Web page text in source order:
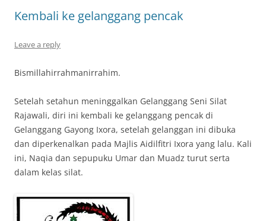
Kembali ke gelanggang pencak
Leave a reply
Bismillahirrahmanirrahim.
Setelah setahun meninggalkan Gelanggang Seni Silat
Rajawali, diri ini kembali ke gelanggang pencak di
Gelanggang Gayong Ixora, setelah gelanggan ini dibuka
dan diperkenalkan pada Majlis Aidilfitri Ixora yang lalu. Kali
ini, Naqia dan sepupuku Umar dan Muadz turut serta
dalam kelas silat.